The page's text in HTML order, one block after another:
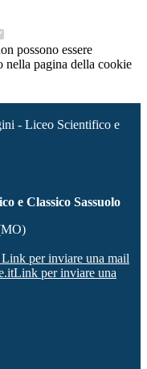
possono essere
nella pagina della cookie
- Liceo Scientifico e
e Classico Sassuolo
Link per inviare una mail
Link per inviare una